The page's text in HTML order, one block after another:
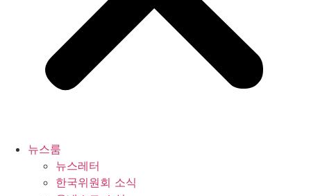
뉴스룸
뉴스레터
한국위원회 소식